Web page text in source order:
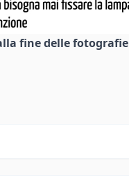
fine delle fotografie